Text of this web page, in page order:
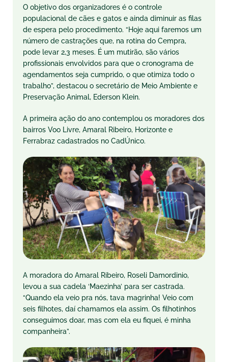
O objetivo dos organizadores é o controle
populacional de cães e gatos e ainda diminuir as filas
de espera pelo procedimento. “Hoje aqui faremos um
número de castrações que, na rotina do Cempra,
pode levar 2,3 meses. É um mutirão, são vários
profissionais envolvidos para que o cronograma de
agendamentos seja cumprido, o que otimiza todo o
trabalho”, destacou o secretário de Meio Ambiente e
Preservação Animal, Ederson Klein.
A primeira ação do ano contemplou os moradores dos
bairros Voo Livre, Amaral Ribeiro, Horizonte e
Ferrabraz cadastrados no CadÚnico.
A moradora do Amaral Ribeiro, Roseli Damordinio,
levou a sua cadela ‘Maezinha’ para ser castrada.
“Quando ela veio pra nós, tava magrinha! Veio com
seis filhotes, daí chamamos ela assim. Os filhotinhos
conseguimos doar, mas com ela eu fiquei, é minha
companheira”.